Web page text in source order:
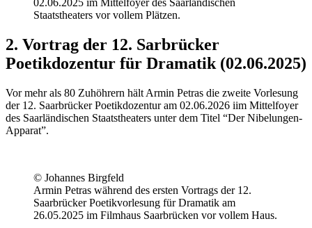
Staatstheaters vor vollem Plätzen.
2. Vortrag der 12. Sarbrücker
Poetikdozentur für Dramatik (02.06.2025)
Vor mehr als 80 Zuhöhrern hält Armin Petras die zweite Vorlesung
der 12. Saarbrücker Poetikdozentur am 02.06.2026 iim Mittelfoyer
des Saarländischen Staatstheaters unter dem Titel “Der Nibelungen-
Apparat”.
© Johannes Birgfeld
Armin Petras während des ersten Vortrags der 12.
Saarbrücker Poetikvorlesung für Dramatik am
26.05.2025 im Filmhaus Saarbrücken vor vollem Haus.